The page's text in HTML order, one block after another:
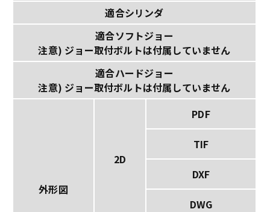
適合シリンダ
適合ソフトジョー
注意) ジョー取付ボルトは付属していません
適合ハードジョー
注意) ジョー取付ボルトは付属していません
外形図
2D
PDF
TIF
DXF
DWG